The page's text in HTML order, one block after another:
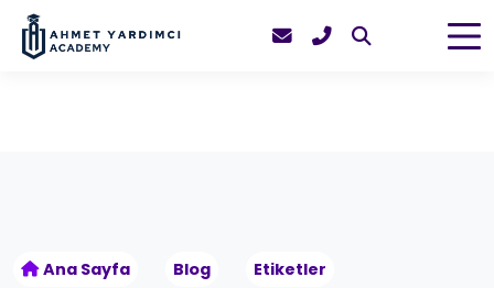
Ana Sayfa Blog Etiketler